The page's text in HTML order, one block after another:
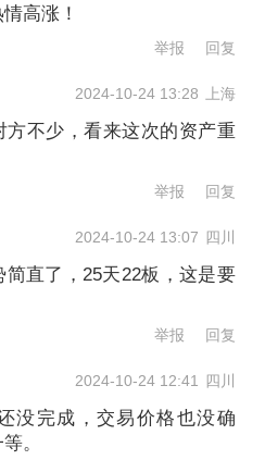
高涨！
举报 回复
2024-10-24 13:28 上海
方不少，看来这次的资产重
举报 回复
2024-10-24 13:07 四川
直了，25天22板，这是要
举报 回复
2024-10-24 12:41 四川
没完成，交易价格也没确
。